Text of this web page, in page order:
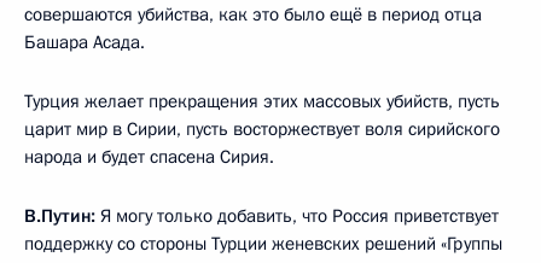
совершаются убийства, как это было ещё в период отца
Башара Асада.
Турция желает прекращения этих массовых убийств, пусть
царит мир в Сирии, пусть восторжествует воля сирийского
народа и будет спасена Сирия.
В.Путин: Я могу только добавить, что Россия приветствует
поддержку со стороны Турции женевских решений «Группы